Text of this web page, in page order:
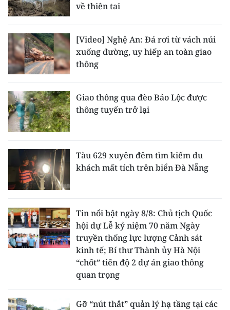
về thiên tai
[Video] Nghệ An: Đá rơi từ vách núi
xuống đường, uy hiếp an toàn giao
thông
Giao thông qua đèo Bảo Lộc được
thông tuyến trở lại
Tàu 629 xuyên đêm tìm kiếm du
khách mất tích trên biển Đà Nẵng
Tin nổi bật ngày 8/8: Chủ tịch Quốc
hội dự Lễ kỷ niệm 70 năm Ngày
truyền thống lực lượng Cảnh sát
kinh tế; Bí thư Thành ủy Hà Nội
“chốt” tiến độ 2 dự án giao thông
quan trọng
Gỡ “nút thắt” quản lý hạ tầng tại các